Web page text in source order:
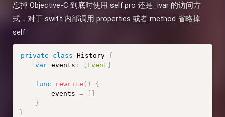
忘掉 Objective-C 到底时使用 self.pro 还是_ivar 的访问方
式，对于 swift 内部调用 properties 或者 method 省略掉
self
private class History {
var events : [ Event ]
func rewrite ( )
{
        events
= [ ]
}
}